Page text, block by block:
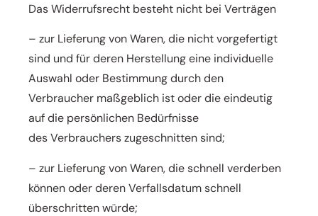
Das Widerrufsrecht besteht nicht bei Verträgen
– zur Lieferung von Waren, die nicht vorgefertigt
sind und für deren Herstellung eine individuelle
Auswahl oder Bestimmung durch den
Verbraucher maßgeblich ist oder die eindeutig
auf die persönlichen Bedürfnisse
desVerbrauchers zugeschnitten sind;
– zur Lieferung von Waren, die schnell verderben
können oder deren Verfallsdatum schnell
überschritten würde;